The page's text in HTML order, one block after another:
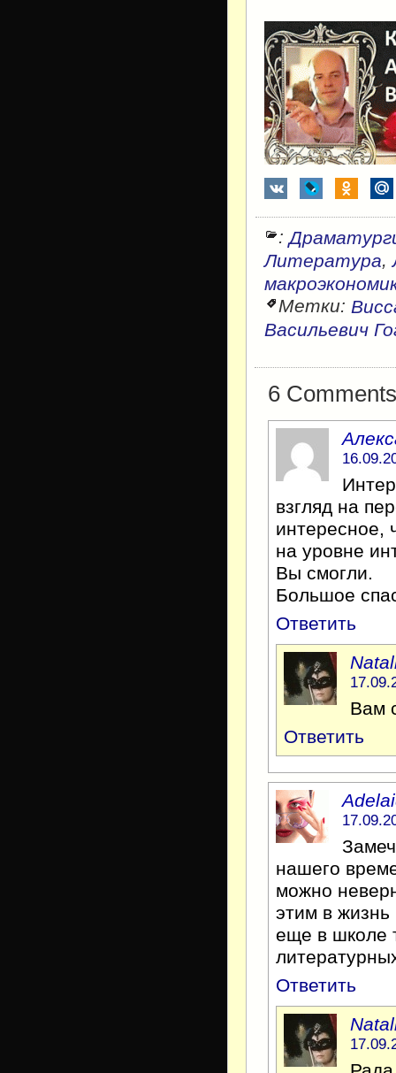
:
Литература,
Метки:
Васильевич
6
взгляд на
интересное,
на уровне
Вы смогли.
Большое
Ответить
Вам
Ответить
нашего
можно
этим в
еще в школе
Ответить